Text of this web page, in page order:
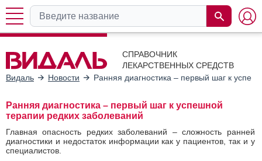
СПРАВОЧНИК
ЛЕКАРСТВЕННЫХ СРЕДСТВ
Видаль
Новости Ранняя диагностика – первый шаг к
Ранняя диагностика – первый шаг к успешной
терапии редких заболеваний
Главная опасность редких заболеваний – сложность ранней
диагностики и недостаток информации как у пациентов, так и у
специалистов.